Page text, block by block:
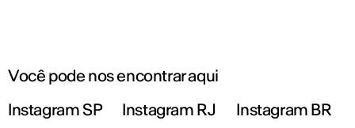
Você pode nos encontrar aqui
Instagram SP
Instagram RJ
Instagram BR